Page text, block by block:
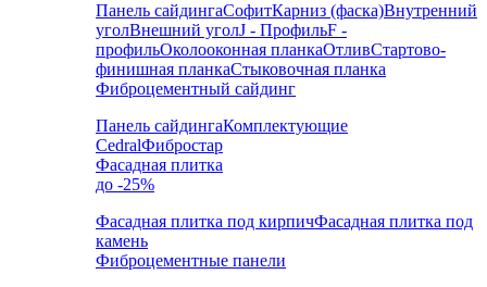
Панель сайдингаСофитКарниз (фаска)Внутренний
уголВнешний уголJ - ПрофильF -
профильОколооконная планкаОтливСтартово-
финишная планкаСтыковочная планка
Фиброцементный сайдинг
Панель сайдингаКомплектующие
CedralФибростар
Фасадная плитка
до -25%
Фасадная плитка под кирпичФасадная плитка под
камень
Фиброцементные панели